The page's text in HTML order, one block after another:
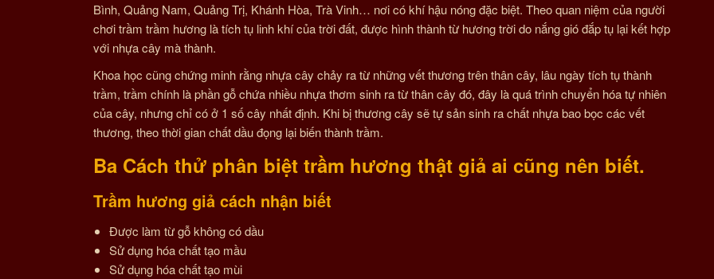
Bình, Quảng Nam, Quảng Trị, Khánh Hòa, Trà Vinh… nơi có khí hậu nóng đặc biệt. Theo quan niệm của người
chơi trầm trầm hương là tích tụ linh khí của trời đất, được hình thành từ hương trời do nắng gió đắp tụ lại kết hợp
với nhựa cây mà thành.
Khoa học cũng chứng minh rằng nhựa cây chảy ra từ những vết thương trên thân cây, lâu ngày tích tụ thành
trầm, trầm chính là phần gỗ chứa nhiều nhựa thơm sinh ra từ thân cây đó, đây là quá trình chuyển hóa tự nhiên
của cây, nhưng chỉ có ở 1 số cây nhất định. Khi bị thương cây sẽ tự sản sinh ra chất nhựa bao bọc các vết
thương, theo thời gian chất dầu đọng lại biến thành trầm.
Ba Cách thử phân biệt trầm hương thật giả ai cũng nên biết.
Trầm hương giả cách nhận biết
Được làm từ gỗ không có dầu
Sử dụng hóa chất tạo mầu
Sử dụng hóa chất tạo mùi